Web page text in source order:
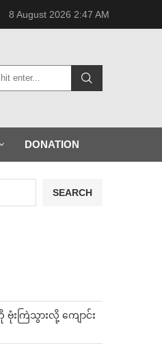
8 August 2026 2:47 AM
DONATION
SEARCH
းကြဲသွားလို့ ကျောင်း